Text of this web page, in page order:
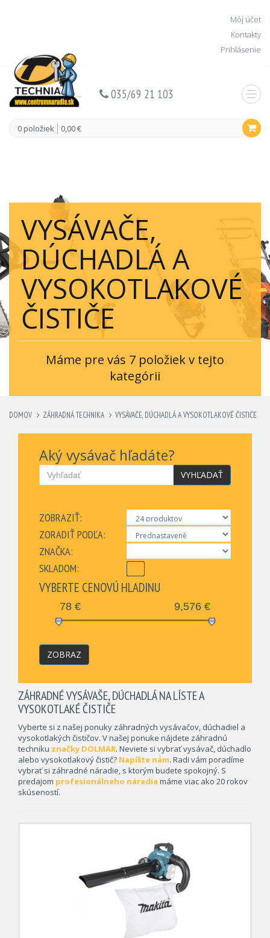
Môj účet
Kontakty
Prihlásenie
0 položiek 0,00 €
035/69 21 103
VYSÁVAČE,
DÚCHADLÁ A
VYSOKOTLAKOVÉ
ČISTIČE
Máme pre vás 7 položiek v tejto
kategórii
DOMOV ZÁHRADNÁ TECHNIKA VYSÁVAČE, DÚCHADLÁ A VYSOKOTLAKOVÉ ČISTIČE
Aký vysávač hľadáte?
VYHĽADAŤ
ZOBRAZIŤ:
ZORADIŤ PODĽA:
ZNAČKA:
SKLADOM:
VYBERTE CENOVÚ HLADINU
78€ 9,576 €
ZOBRAZ
ZÁHRADNÉ VYSÁVAŠE, DÚCHADLÁ NA LÍSTE A
VYSOKOTLAKÉ ČISTIČE
Vyberte si z našej ponuky záhradných vysávačov, dúchadiel a
vysokotlakých čističov. V našej ponuke nájdete záhradnú
techniku značky DOLMAR. Neviete si vybrať vysávač, dúchadlo
alebo vysokotlakový čistič? Napíšte nám. Radi vám poradíme
vybrať si záhradné náradie, s ktorým budete spokojný. S
predajom profesionálneho náradia máme viac ako 20 rokov
skúseností.